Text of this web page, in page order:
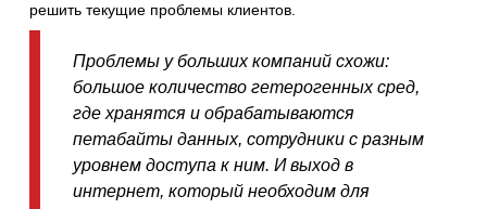
решить текущие проблемы клиентов.
Проблемы у больших компаний схожи:
большое количество гетерогенных сред,
где хранятся и обрабатываются
петабайты данных, сотрудники с разным
уровнем доступа к ним. И выход в
интернет, который необходим для